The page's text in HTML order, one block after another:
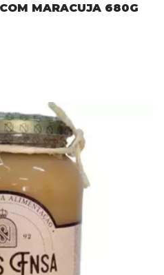
MARACUJA 680G